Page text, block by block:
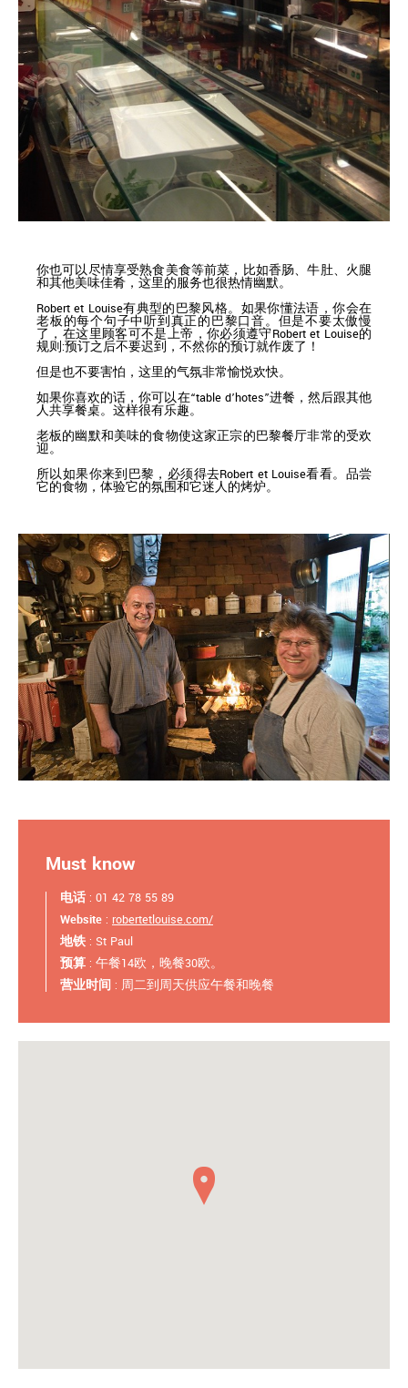
你也可以尽情享受熟食美食等前菜，比如香肠、牛肚、火腿
和其他美味佳肴，这里的服务也很热情幽默。
Robert et Louise有典型的巴黎风格。如果你懂法语，你会在
老板的每个句子中听到真正的巴黎口音。但是不要太傲慢
了，在这里顾客可不是上帝，你必须遵守Robert et Louise的
规则:预订之后不要迟到，不然你的预订就作废了！
但是也不要害怕，这里的气氛非常愉悦欢快。
如果你喜欢的话，你可以在“table d’hotes”进餐，然后跟其他
人共享餐桌。这样很有乐趣。
老板的幽默和美味的食物使这家正宗的巴黎餐厅非常的受欢
迎。
所以如果你来到巴黎，必须得去Robert et Louise看看。品尝
它的食物，体验它的氛围和它迷人的烤炉。
Must know
电话 : 01 42 78 55 89
Website : robertetlouise.com/
地铁 : St Paul
预算 : 午餐14欧，晚餐30欧。
营业时间 : 周二到周天供应午餐和晚餐